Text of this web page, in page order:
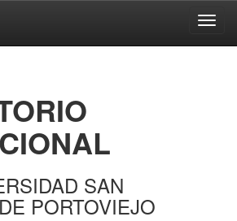
SAN
PORTOVIEJO